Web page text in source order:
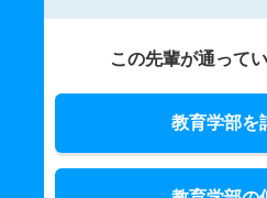
この先輩が通って
教育学部を